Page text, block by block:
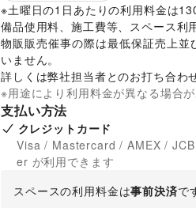
※土曜日の1日あたりの利用料金は
備品使用料、施工費等、スペース利
物販販売催事の際は最低保証売上
いません。
詳しくは弊社担当者とのお打ち合わ
※用途により利用料金が異なる場合
支払い方法
クレジットカード
Visa / Mastercard / AMEX /
er が利用できます
スペースの利用料金は事前決済で